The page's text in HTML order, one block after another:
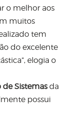
o melhor aos
muitos
tem
do excelente
elogia o
Sistemasda
possui